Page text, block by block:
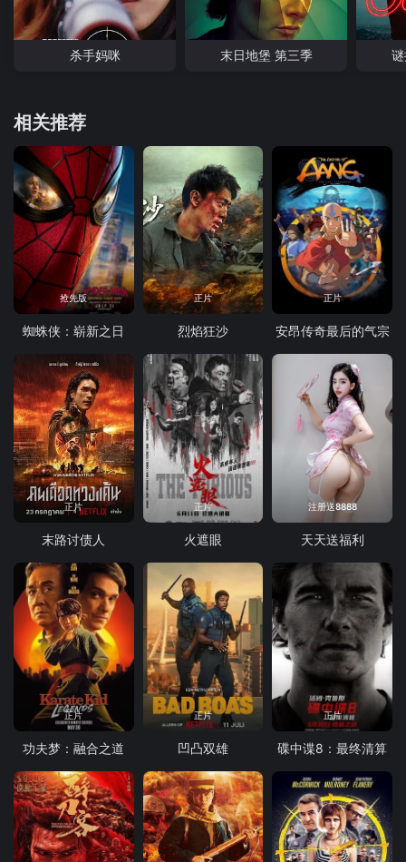
杀手妈咪 末日地堡 第三季
相关推荐
抢先版
蜘蛛侠：崭新之日
正片
烈焰狂沙
正片
安昂传奇最后的气宗
正片
末路讨债人
正片
火遮眼
注册送8888
天天送福利
正片
功夫梦：融合之道
正片
凹凸双雄
正片
碟中谍8：最终清算